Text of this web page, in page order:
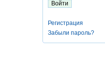
Регистрация
Забыли пароль?